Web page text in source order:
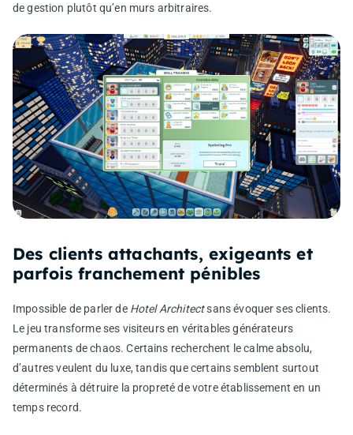
de gestion plutôt qu’en murs arbitraires.
Des clients attachants, exigeants et
parfois franchement pénibles
Impossible de parler de Hotel Architectsans évoquer ses clients.
Le jeu transforme ses visiteurs en véritables générateurs
permanents de chaos. Certains recherchent le calme absolu,
d’autres veulent du luxe, tandis que certains semblent surtout
déterminés à détruire la propreté de votre établissement en un
temps record.